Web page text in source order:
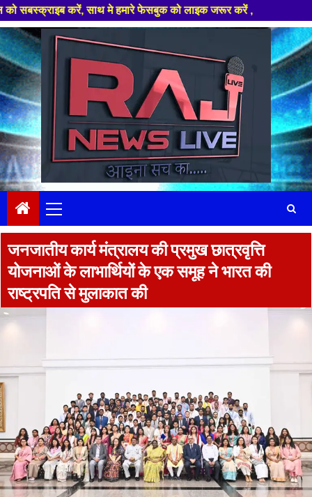
साथ मे हमारे फेसबुक को लाइक जरूर करें ,
Skip
to
content
Menu
जनजातीय कार्य मंत्रालय की प्रमुख छात्रवृत्ति
योजनाओं के लाभार्थियों के एक समूह ने भारत की
राष्ट्रपति से मुलाकात की